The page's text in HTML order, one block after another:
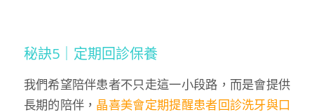
秘訣5｜定期回診保養
我們希望陪伴患者不只走這一小段路，而是會提供
長期的陪伴， 晶喜美會定期提醒患者回診洗牙與口